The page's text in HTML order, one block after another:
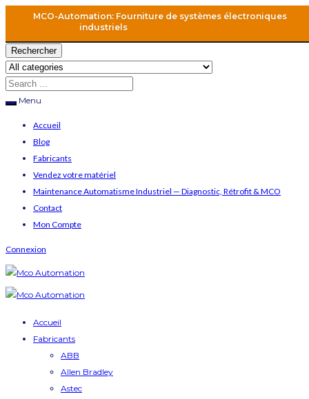
MCO-Automation: Fourniture de systèmes électroniques
industriels
Rechercher
Menu
Accueil
Blog
Fabricants
Vendez votre matériel
Maintenance Automatisme Industriel — Diagnostic, Rétrofit & MCO
Contact
Mon Compte
Connexion
Accueil
Fabricants
ABB
Allen Bradley
Astec